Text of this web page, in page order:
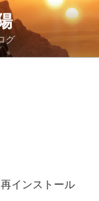
グ
インストール